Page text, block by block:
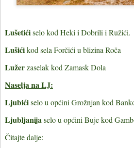
Lušetićiselo kod Heki i Dobrili i Ružići.
Lušićikod sela Forčići u blizina Roča
Lužerzaselak kod Zamask Dola
Naselja na LJ:
Ljubićiselo u općini Grožnjan kod
Ljubljanija selo u općini Buje kod
Čitajte dalje: